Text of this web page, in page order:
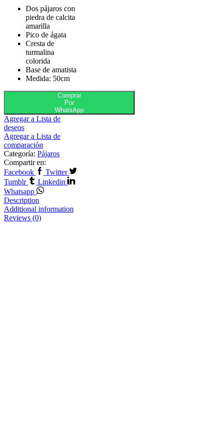
Dos pájaros con
piedra de calcita
amarilla
Pico de ágata
Cresta de
turmalina
colorida
Base de amatista
Medida: 50cm
Comprar
Por
WhatsApp
Agregar a Lista de
deseos
Agregar a Lista de
comparación
Categoría: Pájaros
Compartir en:
Facebook
Twitter
Tumblr
Linkedin
Whatsapp
Description
Additional information
Reviews (0)